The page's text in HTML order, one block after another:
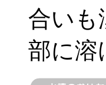
合いも
部に溶